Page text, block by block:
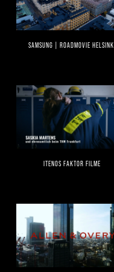
SAMSUNG | ROADMOVIE HELSINKI
ITENOS FAKTOR FILME